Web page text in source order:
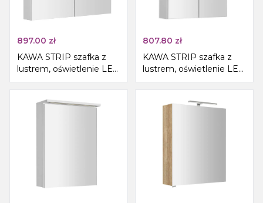
897.00 zł
KAWA STRIP szafka z
lustrem, oświetlenie LED
80x70x22cm, biały
807.80 zł
KAWA STRIP szafka z
lustrem, oświetlenie LED
60x70x22cm, biały